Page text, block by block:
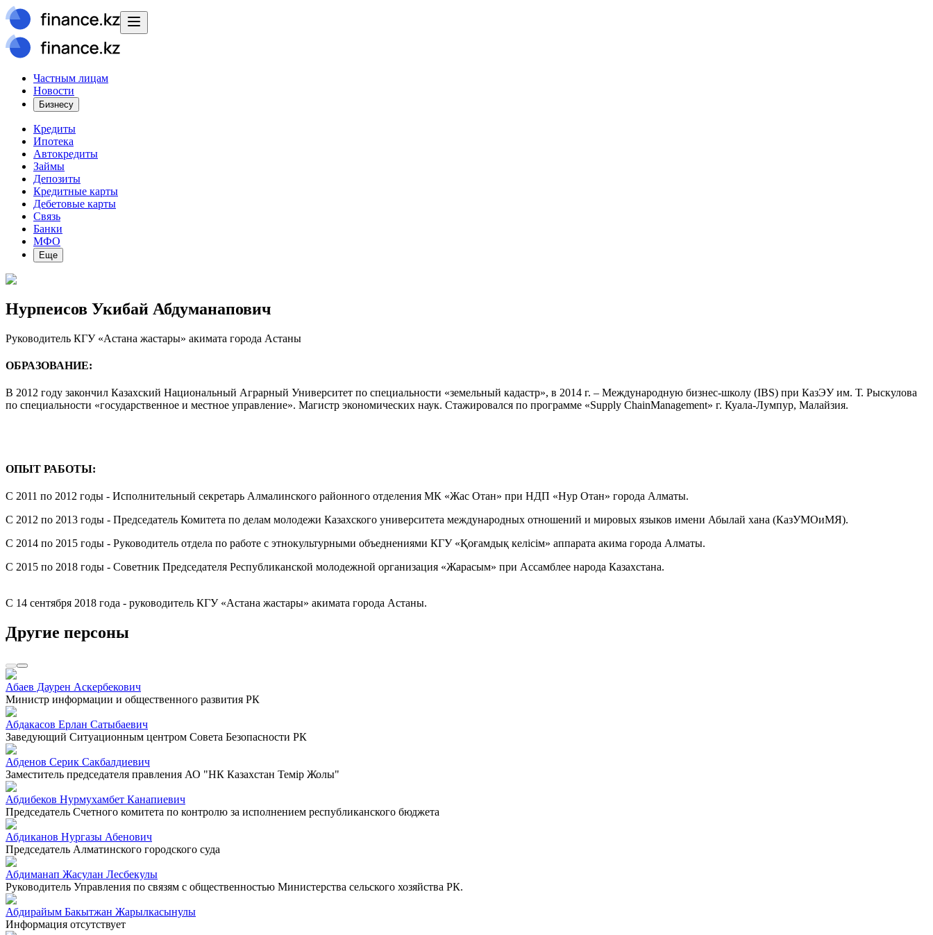
Частным лицам
Новости
Бизнесу
Кредиты
Ипотека
Автокредиты
Займы
Депозиты
Кредитные карты
Дебетовые карты
Связь
Банки
МФО
Еще
Нурпеисов Укибай Абдуманапович
Руководитель КГУ «Астана жастары» акимата города Астаны
ОБРАЗОВАНИЕ:
В 2012 году закончил Казахский Национальный Аграрный Университет по специальности «земельный кадастр», в 2014 г. – Международную бизнес-школу (IBS) при КазЭУ им. Т. Рыскулова
по специальности «государственное и местное управление». Магистр экономических наук. Стажировался по программе «Supply ChainManagement» г. Куала-Лумпур, Малайзия.
ОПЫТ РАБОТЫ:
С 2011 по 2012 годы - Исполнительный секретарь Алмалинского районного отделения МК «Жас Отан» при НДП «Нур Отан» города Алматы.
С 2012 по 2013 годы - Председатель Комитета по делам молодежи Казахского университета международных отношений и мировых языков имени Абылай хана (КазУМОиМЯ).
С 2014 по 2015 годы - Руководитель отдела по работе с этнокультурными объеднениями КГУ «Қоғамдық келісім» аппарата акима города Алматы.
С 2015 по 2018 годы - Советник Председателя Республиканской молодежной организация «Жарасым» при Ассамблее народа Казахстана.
С 14 сентября 2018 года - руководитель КГУ «Астана жастары» акимата города Астаны.
Другие персоны
Абаев Даурен Аскербекович
Министр информации и общественного развития РК
Абдакасов Ерлан Сатыбаевич
Заведующий Ситуационным центром Совета Безопасности РК
Абденов Серик Сакбалдиевич
Заместитель председателя правления АО "НК Казахстан Темiр Жолы"
Абдибеков Нурмухамбет Канапиевич
Председатель Счетного комитета по контролю за исполнением республиканского бюджета
Абдиканов Нургазы Абенович
Председатель Алматинского городского суда
Абдиманап Жасулан Лесбекулы
Руководитель Управления по связям с общественностью Министерства сельского хозяйства РК.
Абдирайым Бакытжан Жарылкасынулы
Информация отсутствует